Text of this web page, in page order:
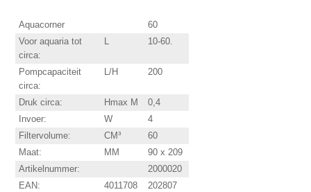
Aquacorner
60
Voor aquaria tot
circa:
L 10-60.
Pompcapaciteit
circa:
L/H 200
Druk circa: Hmax M
0,4
Invoer:
W
4
Filtervolume:
CM³
60
Maat:
MM
90 x 209
Artikelnummer:
2000020
EAN:
4011708 202807